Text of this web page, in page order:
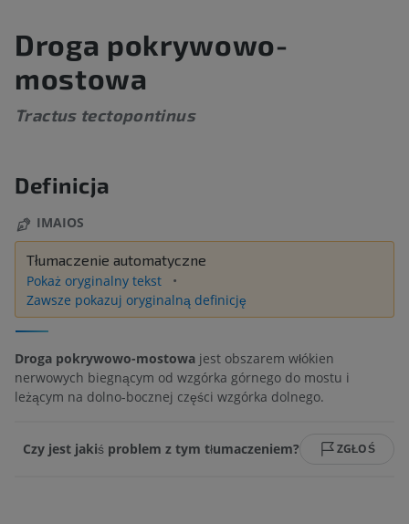
Droga pokrywowo-
mostowa
Tractus tectopontinus
Definicja
IMAIOS
Tłumaczenie automatyczne
Pokaż oryginalny tekst
Zawsze pokazuj oryginalną definicję
Droga pokrywowo-mostowa jest obszarem włókien
nerwowych biegnącym od wzgórka górnego do mostu i
leżącym na dolno-bocznej części wzgórka dolnego.
Czy jest jakiś problem z tym tłumaczeniem? ZGŁOŚ